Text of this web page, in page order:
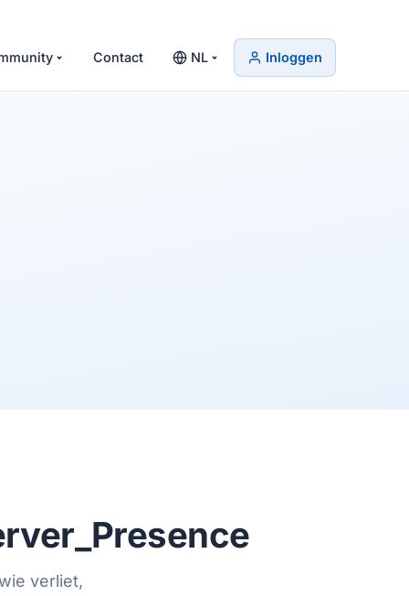
Contact NL Inloggen
verliet,